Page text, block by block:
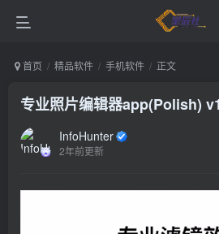
首页 精品软件 手机软件 正文
专业照片编辑器app(Polish)
InfoHunter
2年前更新